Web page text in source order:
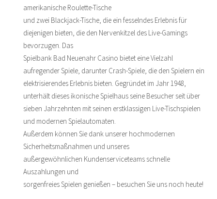
amerikanische Roulette-Tische
und zwei Blackjack-Tische, die ein fesselndes Erlebnis für
diejenigen bieten, die den Nervenkitzel des Live-Gamings
bevorzugen. Das
Spielbank Bad Neuenahr Casino bietet eine Vielzahl
aufregender Spiele, darunter Crash-Spiele, die den Spielern ein
elektrisierendes Erlebnis bieten. Gegründet im Jahr 1948,
unterhält dieses ikonische Spielhaus seine Besucher seit über
sieben Jahrzehnten mit seinen erstklassigen Live-Tischspielen
und modernen Spielautomaten.
Außerdem können Sie dank unserer hochmodernen
Sicherheitsmaßnahmen und unseres
außergewöhnlichen Kundenserviceteams schnelle
Auszahlungen und
sorgenfreies Spielen genießen – besuchen Sie uns noch heute!